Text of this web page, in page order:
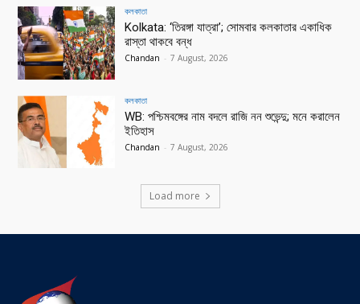
কলকাতা
Kolkata: ‘তিরঙ্গা যাত্রা’; সোমবার কলকাতার একাধিক
রাস্তা থাকবে বন্ধ
Chandan - 7 August, 2026
কলকাতা
WB: পশ্চিমবঙ্গের নাম বদলে রাজি নন শুভেন্দু; মনে করালেন
ইতিহাস
Chandan - 7 August, 2026
Load more